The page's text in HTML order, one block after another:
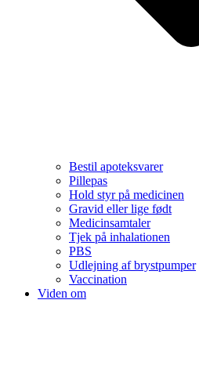
Bestil apoteksvarer
Pillepas
Hold styr på medicinen
Gravid eller lige født
Medicinsamtaler
Tjek på inhalationen
PBS
Udlejning af brystpumper
Vaccination
Viden om